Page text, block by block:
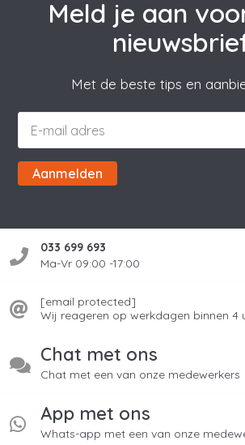
Meld je aan
Met de beste tips en
Aanmelden
033 699 693
Ma-Vr 09:00 -17:00
[email protected]
Wij reageren op werkdagen binnen 4
Chat met ons
Chat met een van onze medewerkers
App met ons
Whats-app met een van onze